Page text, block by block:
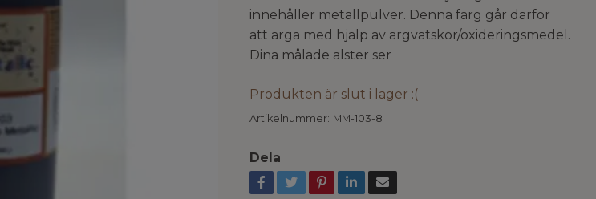
innehåller metallpulver. Denna färg går därför
att ärga med hjälp av ärgvätskor/oxideringsmedel.
Dina målade alster ser
Produkten är slut i lager :(
Artikelnummer: MM-103-8
Dela